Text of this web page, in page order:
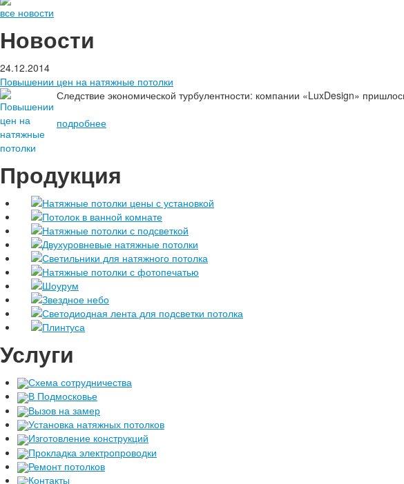
все новости
Новости
24.12.2014
Повышении цен на натяжные потолки
Следствие экономической турбулентности: компании «LuxDesign»
подробнее
Продукция
Натяжные потолки цены с установкой
Потолок в ванной комнате
Натяжные потолки с подсветкой
Двухуровневые натяжные потолки
Светильники для натяжного потолка
Натяжные потолки с фотопечатью
Шоурум
Звездное небо
Светодиодная лента для подсветки потолка
Плинтуса
Услуги
Схема сотрудничества
В Подмосковье
Вызов на замер
Установка натяжных потолков
Изготовление конструкций
Прокладка электропроводки
Ремонт потолков
Контакты